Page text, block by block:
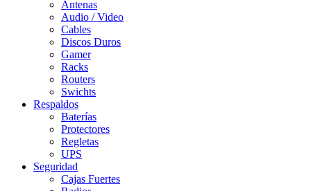
Antenas
Audio / Video
Cables
Discos Duros
Gamer
Racks
Routers
Swichts
Respaldos
Baterías
Protectores
Regletas
UPS
Seguridad
Cajas Fuertes